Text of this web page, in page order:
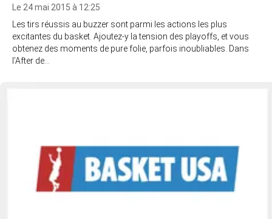
Le 24 mai 2015 à 12:25
Les tirs réussis au buzzer sont parmi les actions les plus
excitantes du basket. Ajoutez-y la tension des playoffs, et vous
obtenez des moments de pure folie, parfois inoubliables. Dans
l’After de…